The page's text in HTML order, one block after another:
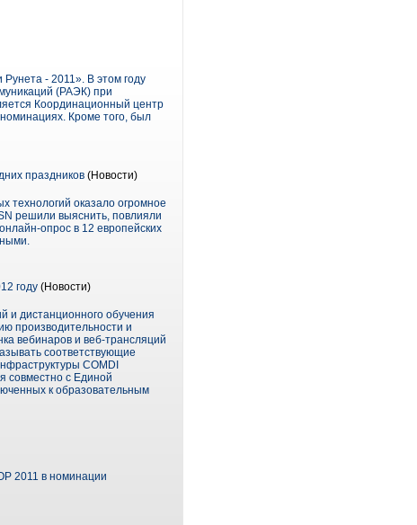
- 2011». В этом году
(РАЭК) при
Координационный центр
Кроме того, был
праздников (Новости)
технологий оказало огромное
решили выяснить, повлияли
опрос в 12 европейских
году (Новости)
и дистанционного обучения
производительности и
вебинаров и веб-трансляций
соответствующие
COMDI
совместно с Единой
к образовательным
2011 в номинации